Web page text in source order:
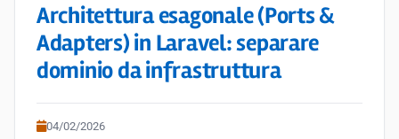
Architettura esagonale (Ports &
Adapters) in Laravel: separare
dominio da infrastruttura
04/02/2026